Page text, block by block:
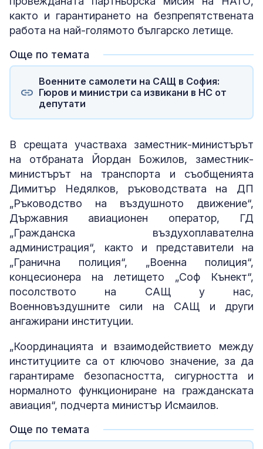
както и гарантирането на безпрепятствената
работа на най-голямото българско летище.
Още по темата
Военните самолети на САЩ в София:
Гюров и министри са извикани в НС от
депутати
В срещата участваха заместник-министърът
на отбраната Йордан Божилов, заместник-
министърът на транспорта и съобщенията
Димитър Недялков, ръководствата на ДП
„Ръководство на въздушното движение“,
Държавния авиационен оператор, ГД
„Гражданска въздухоплавателна
администрация“, както и представители на
„Гранична полиция“, „Военна полиция“,
концесионера на летището „Соф Кънект“,
посолството на САЩ у нас,
Военновъздушните сили на САЩ и други
ангажирани институции.
„Координацията и взаимодействието между
институциите са от ключово значение, за да
гарантираме безопасността, сигурността и
нормалното функциониране на гражданската
авиация“, подчерта министър Исмаилов.
Още по темата